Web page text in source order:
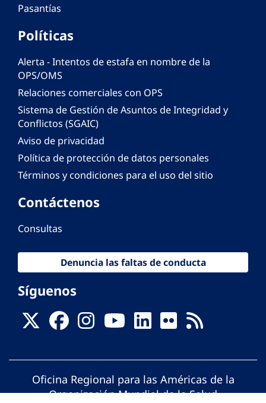
Pasantías
Políticas
Alerta - Intentos de estafa en nombre de la
OPS/OMS
Relaciones comerciales con OPS
Sistema de Gestión de Asuntos de Integridad y
Conflictos (SGAIC)
Aviso de privacidad
Política de protección de datos personales
Términos y condiciones para el uso del sitio
Contáctenos
Consultas
Denuncia las faltas de conducta
Síguenos
Oficina Regional para las Américas de la
Organización Mundial de la Salud